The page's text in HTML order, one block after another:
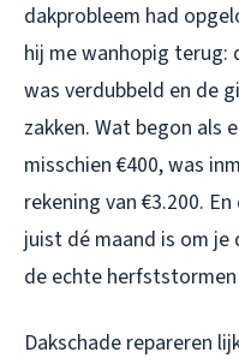
dakprobleem had
hij me wanhopig terug:
was verdubbeld en de
zakken. Wat begon als
misschien €400, was
rekening van €3.200.
juist dé maand is om
de echte
Dakschade repareren